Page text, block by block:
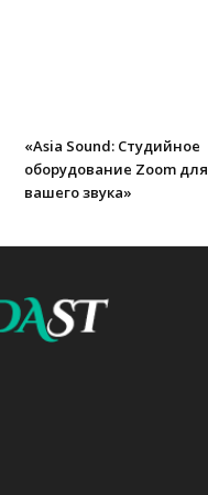
«Asia Sound: Студийное
оборудование Zoom для
вашего звука»